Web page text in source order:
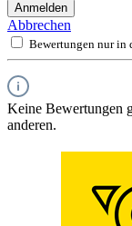
Anmelden
Abbrechen
Bewertungen nur in
Keine Bewertungen
anderen.